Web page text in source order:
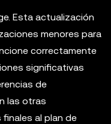
Esta actualización
menores para
correctamente
significativas
de
las otras
al plan de